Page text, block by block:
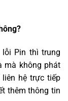
Pin thì trung
mà không phát
hệ trực tiếp
thêm thông tin